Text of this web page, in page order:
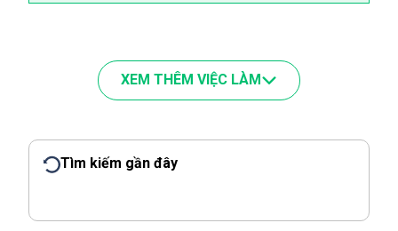
XEM THÊM VIỆC LÀM
Tìm kiếm gần đây